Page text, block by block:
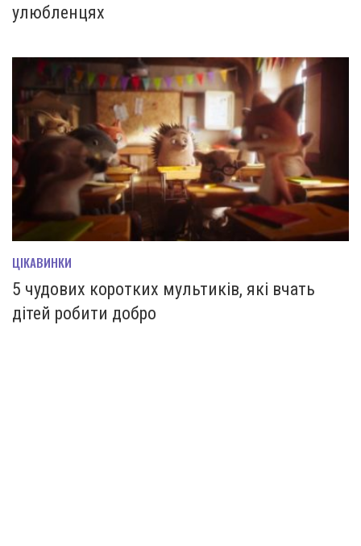
улюбленцях
ЦІКАВИНКИ
5 чудових коротких мультиків, які вчать
дітей робити добро